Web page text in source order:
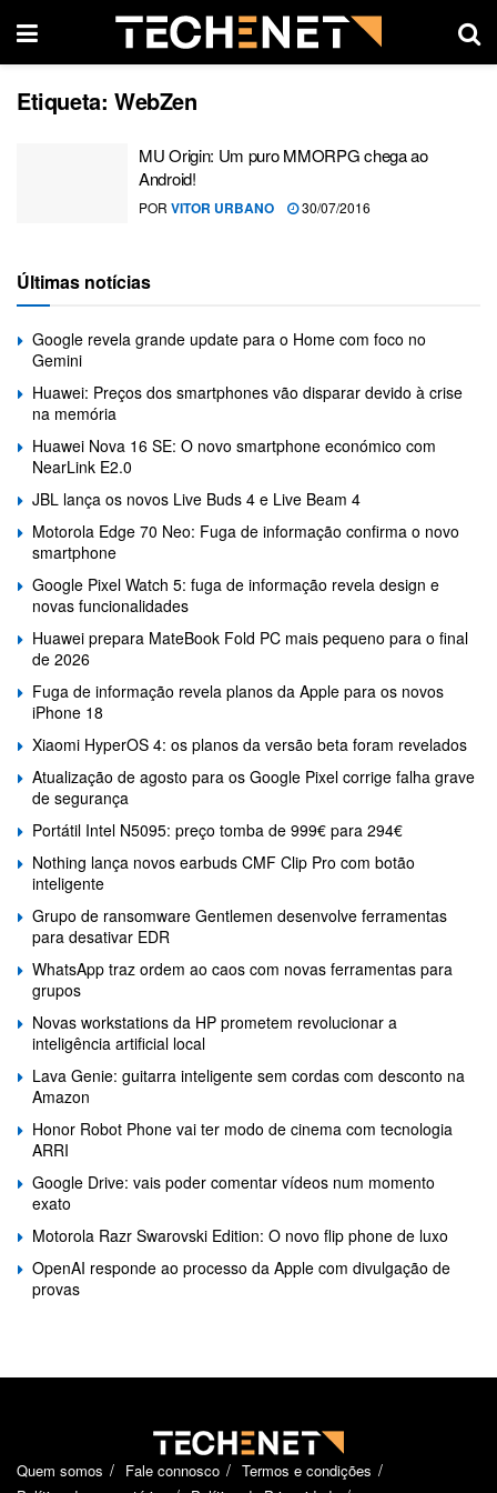
Etiqueta: WebZen
MU Origin: Um puro MMORPG chega ao
Android!
POR VITOR URBANO 30/07/2016
Últimas notícias
Google revela grande update para o Home com foco no
Gemini
Huawei: Preços dos smartphones vão disparar devido à crise
na memória
Huawei Nova 16 SE: O novo smartphone económico com
NearLink E2.0
JBL lança os novos Live Buds 4 e Live Beam 4
Motorola Edge 70 Neo: Fuga de informação confirma o novo
smartphone
Google Pixel Watch 5: fuga de informação revela design e
novas funcionalidades
Huawei prepara MateBook Fold PC mais pequeno para o final
de 2026
Fuga de informação revela planos da Apple para os novos
iPhone 18
Xiaomi HyperOS 4: os planos da versão beta foram revelados
Atualização de agosto para os Google Pixel corrige falha grave
de segurança
Portátil Intel N5095: preço tomba de 999€ para 294€
Nothing lança novos earbuds CMF Clip Pro com botão
inteligente
Grupo de ransomware Gentlemen desenvolve ferramentas
para desativar EDR
WhatsApp traz ordem ao caos com novas ferramentas para
grupos
Novas workstations da HP prometem revolucionar a
inteligência artificial local
Lava Genie: guitarra inteligente sem cordas com desconto na
Amazon
Honor Robot Phone vai ter modo de cinema com tecnologia
ARRI
Google Drive: vais poder comentar vídeos num momento
exato
Motorola Razr Swarovski Edition: O novo flip phone de luxo
OpenAI responde ao processo da Apple com divulgação de
provas
Quem somos Fale connosco
Termos e condições